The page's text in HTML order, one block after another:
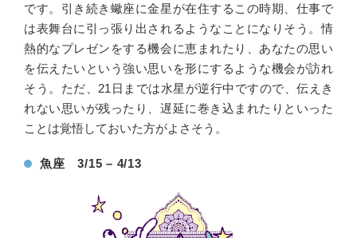
です。引き続き蠍座に金星が在住するこの時期、仕事で
は表舞台に引っ張り出されるようなことになりそう。情
熱的なプレゼンをする機会に恵まれたり、あなたの思い
を伝えたいという強い思いを形にするような機会が訪れ
そう。ただ、21日までは水星が逆行中ですので、伝えき
れない思いが残ったり、遅延に巻き込まれたりといった
ことは覚悟しておいた方がよさそう。
魚座 3/15 – 4/13